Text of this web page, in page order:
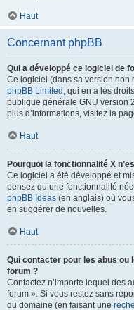
Haut
Concernant phpBB
Qui a développé ce logiciel de
Ce logiciel (dans sa version non
phpBB Limited , qui en a les
publique générale GNU version
plus d’informations, visitez la
Haut
Pourquoi la fonctionnalité X
Ce logiciel a été développé et
pensez qu’une fonctionnalité
phpBB Ideas (en anglais) où
en suggérer de nouvelles.
Haut
Qui contacter pour les abus
forum ?
Contactez n’importe lequel des
forum ». Si vous restez sans
du domaine (en faisant une